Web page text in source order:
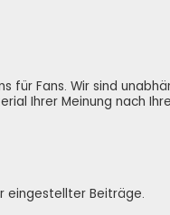
Fans. Wir sind
Ihrer Meinung nach
eingestellter Beiträge.